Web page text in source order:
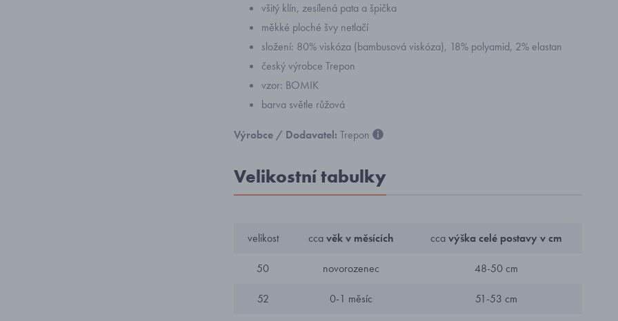
všitý klín, zesílená pata a špička
měkké ploché švy netlačí
složení: 80% viskóza (bambusová viskóza), 18% polyamid, 2% elastan
český výrobce Trepon
vzor: BOMIK
barva světle růžová
Výrobce / Dodavatel: Trepon
Velikostní tabulky
velikost ccavěk v měsících ccavýška celé postavy v cm
50 novorozenec 48-50 cm
52 0-1 měsíc 51-53 cm